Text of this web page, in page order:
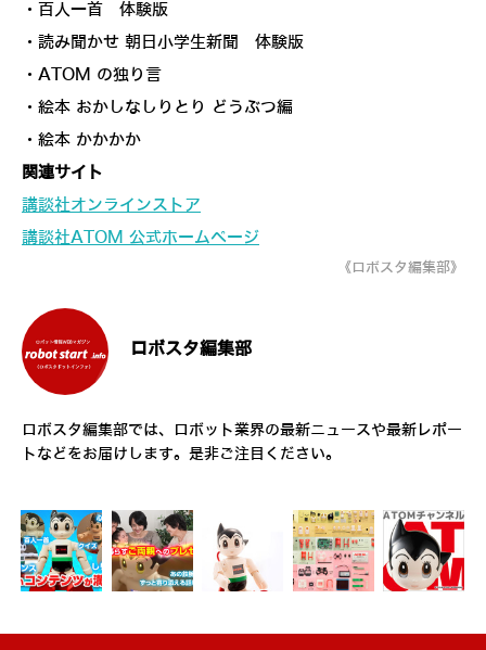
・百人一首 体験版
・読み聞かせ 朝日小学生新聞 体験版
・ATOM の独り言
・絵本 おかしなしりとり どうぶつ編
・絵本 かかかか
関連サイト
講談社オンラインストア
講談社ATOM 公式ホームページ
《ロボスタ編集部》
ロボスタ編集部
ロボスタ編集部では、ロボット業界の最新ニュースや最新レポー
トなどをお届けします。是非ご注目ください。